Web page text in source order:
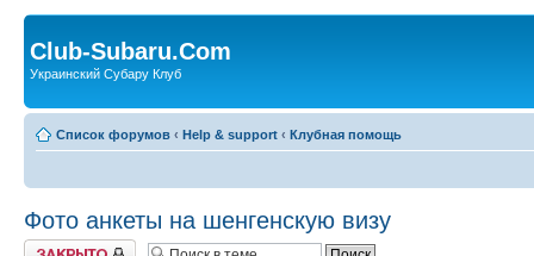
Club-Subaru.Com
Украинский Субару Клуб
Список форумов ‹ Help & support ‹ Клубная помощь
Фото анкеты на шенгенскую визу
Закрыто